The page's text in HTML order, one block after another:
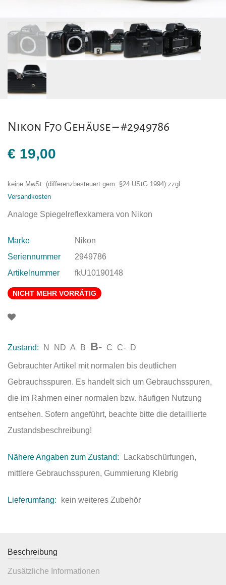
Nikon F70 Gehäuse – #2949786
€ 19,00
keine MwSt. (differenzbesteuert gem. §24 UStG 1994) zzgl.
Versandkosten
Analoge Spiegelreflexkamera von Nikon
Marke
Nikon
Seriennummer
2949786
Artikelnummer
fkU10190148
NICHT MEHR VORRÄTIG
Zustand: N ND A B B- C C- D
Gebrauchter Artikel mit normalen bis deutlichen
Gebrauchsspuren. Es handelt sich um Gebrauchsspuren,
die im Rahmen einer normalen bzw. häufigen Nutzung
entsehen. Sofern angeführt, beachte bitte die detaillierte
Zustandsbeschreibung!
Nähere Angaben zum Zustand:
Lackabschürfungen,
mittlere Gebrauchsspuren, Gummierung Klebrig
Lieferumfang: kein weiteres Zubehör
Beschreibung
Zusätzliche Informationen